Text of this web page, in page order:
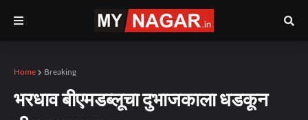
Home Breaking
भरधाव बीएमडब्लूचा दुभाजकाला धडकून